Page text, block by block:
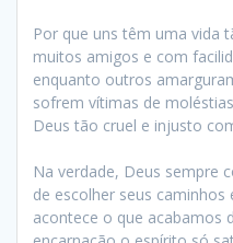
Por que uns têm uma vida
muitos amigos e com
enquanto outros
sofrem vítimas de
Deus tão cruel e injusto
Na verdade, Deus sempre
de escolher seus caminhos
acontece o que acabamos